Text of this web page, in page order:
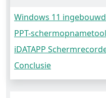
Windows 11
PPT-schermopnametool
iDATAPP
Conclusie